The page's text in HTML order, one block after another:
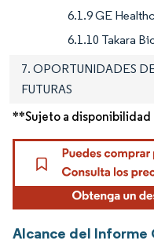
6.1.9 GE
6.1.10 Takara
7. OPORTUNIDADES
FUTURAS
**Sujeto a disponibilidad
Alcance del Informe